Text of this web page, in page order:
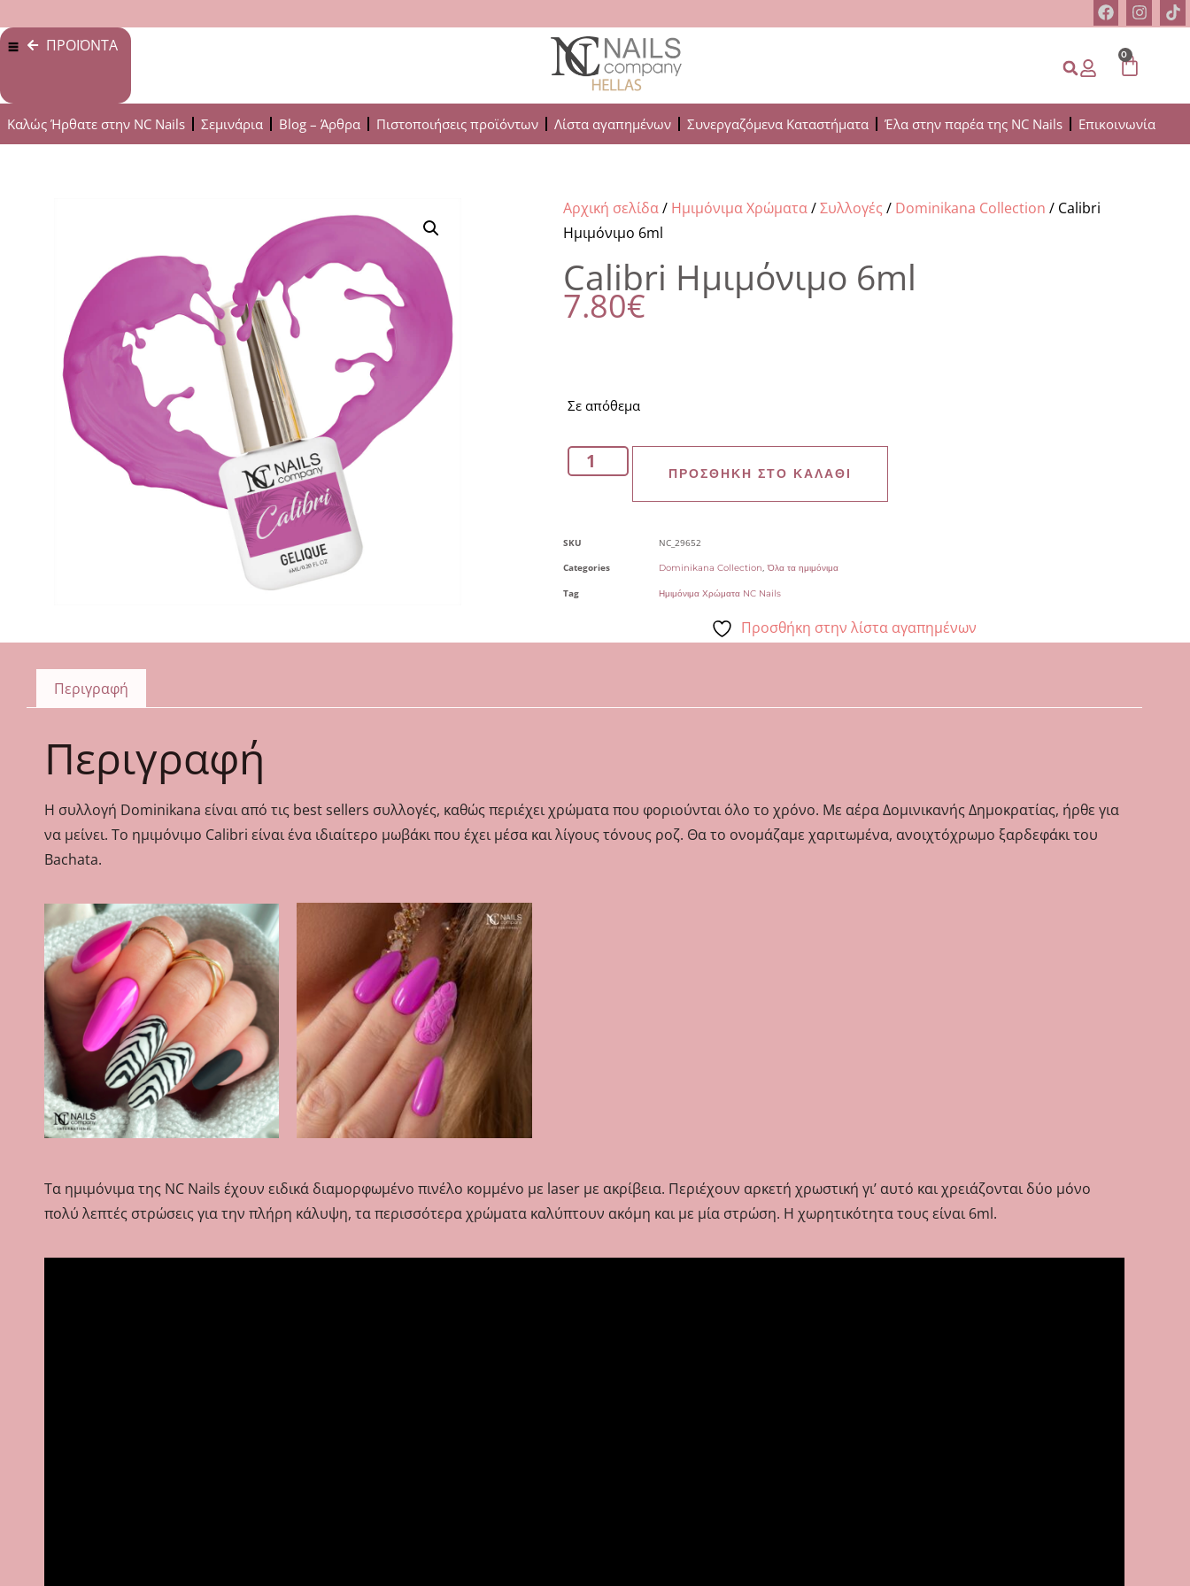
ΠΡΟΪΟΝΤΑ 0
Καλώς Ήρθατε στην NC Nails Σεμινάρια Blog – Άρθρα Πιστοποιήσεις προϊόντων Λίστα αγαπημένων Συνεργαζόμενα Καταστήματα Έλα στην παρέα της NC Nails Επικοινωνία
Αρχική σελίδα/ Ημιμόνιμα Χρώματα/Συλλογές / Dominikana Collection / Calibri
Ημιμόνιμο 6ml
Calibri Ημιμόνιμο 6ml
7.80€
Σε απόθεμα
ΠΡΟΣΘΉΚΗ ΣΤΟ ΚΑΛΆΘΙ
SKU
NC_29652
Categories
Dominikana Collection,Όλα τα ημιμόνιμα
Tag Ημιμόνιμα Χρώματα NC Nails
Προσθήκη στην λίστα αγαπημένων
Περιγραφή
Περιγραφή
Η συλλογή Dominikana είναι από τις best sellers συλλογές, καθώς περιέχει χρώματα που φοριούνται όλο το χρόνο. Με αέρα Δομινικανής Δημοκρατίας, ήρθε για
να μείνει. Το ημιμόνιμο Calibri είναι ένα ιδιαίτερο μωβάκι που έχει μέσα και λίγους τόνους ροζ. Θα το ονομάζαμε χαριτωμένα, ανοιχτόχρωμο ξαρδεφάκι του
Bachata.
Τα ημιμόνιμα της NC Nails έχουν ειδικά διαμορφωμένο πινέλο κομμένο με laser με ακρίβεια. Περιέχουν αρκετή χρωστική γι’ αυτό και χρειάζονται δύο μόνο
πολύ λεπτές στρώσεις για την πλήρη κάλυψη, τα περισσότερα χρώματα καλύπτουν ακόμη και με μία στρώση. Η χωρητικότητα τους είναι 6ml.